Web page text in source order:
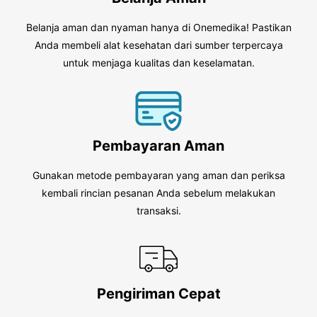
Belanja aman dan nyaman hanya di Onemedika! Pastikan
Anda membeli alat kesehatan dari sumber terpercaya
untuk menjaga kualitas dan keselamatan.
Pembayaran Aman
Gunakan metode pembayaran yang aman dan periksa
kembali rincian pesanan Anda sebelum melakukan
transaksi.
Pengiriman Cepat